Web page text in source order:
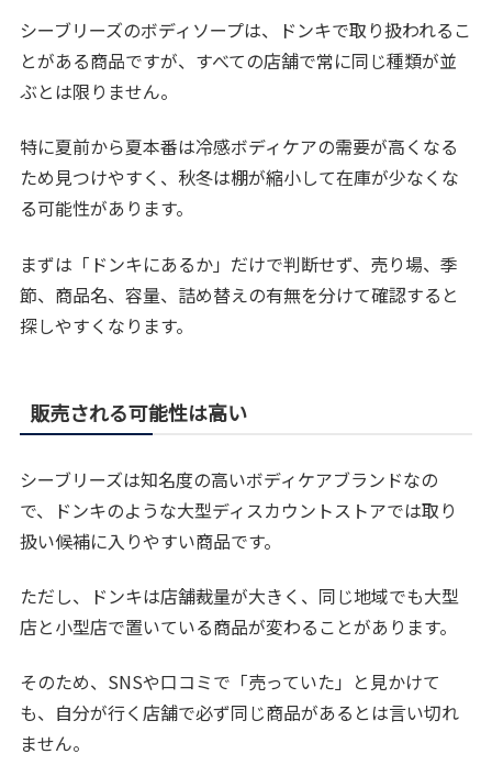
シーブリーズのボディソープは、ドンキで取り扱われるこ
とがある商品ですが、すべての店舗で常に同じ種類が並
ぶとは限りません。
特に夏前から夏本番は冷感ボディケアの需要が高くなる
ため見つけやすく、秋冬は棚が縮小して在庫が少なくな
る可能性があります。
まずは「ドンキにあるか」だけで判断せず、売り場、季
節、商品名、容量、詰め替えの有無を分けて確認すると
探しやすくなります。
販売される可能性は高い
シーブリーズは知名度の高いボディケアブランドなの
で、ドンキのような大型ディスカウントストアでは取り
扱い候補に入りやすい商品です。
ただし、ドンキは店舗裁量が大きく、同じ地域でも大型
店と小型店で置いている商品が変わることがあります。
そのため、SNSや口コミで「売っていた」と見かけて
も、自分が行く店舗で必ず同じ商品があるとは言い切れ
ません。